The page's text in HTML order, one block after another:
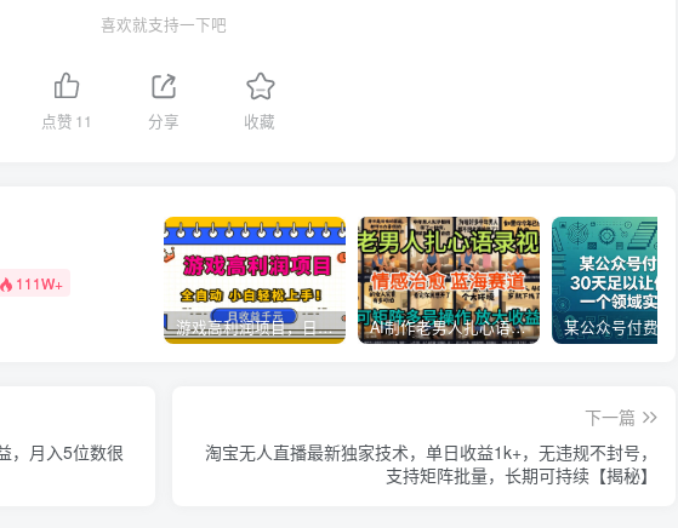
喜欢就支持一下吧
点赞 11 分享 收藏
111W+
游戏高利润项目，日收益1k+，全自动，无需值守，解放双手，小白轻松上手【揭秘】 AI制作老男人扎心语录，5分钟一条，操作简单，流量非常大，保姆级教程
，月入5位数很
下一篇
淘宝无人直播最新独家技术，单日收益1k+，无违规不封号，
支持矩阵批量，长期可持续【揭秘】